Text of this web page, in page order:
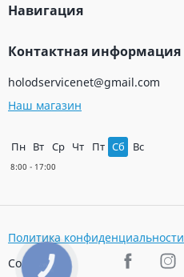
Навигация
Контактная информация
holodservicenet@gmail.com
Наш магазин
Пн Вт Ср Чт Пт Сб Вс
Политика конфиденциальности
Соц. сети
КНОПКА
ЗВ'ЯЗКУ